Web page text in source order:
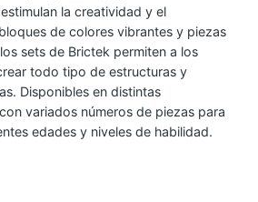
la creatividad y el
de colores vibrantes y piezas
sets de Brictek permiten a los
todo tipo de estructuras y
Disponibles en distintas
variados números de piezas para
edades y niveles de habilidad.